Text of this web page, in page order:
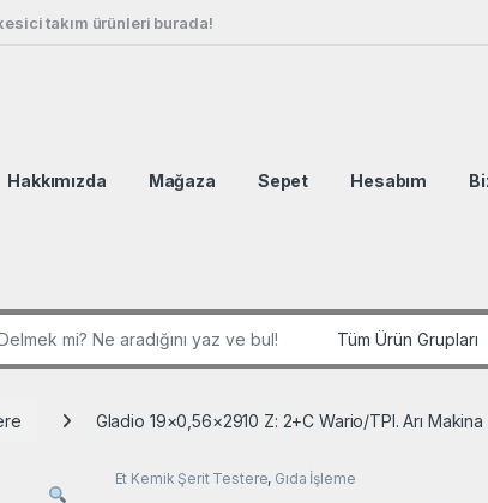
takım ürünleri burada!
Hakkımızda Mağaza Sepet Hesabım
Gladio 19×0,56×2910 Z: 2+C Wario/TPI. Arı
Et Kemik Şerit Testere, Gıda İşleme